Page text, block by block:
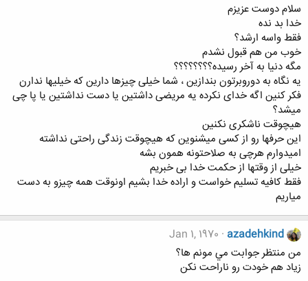
سلام دوست عزیزم
خدا بد نده
فقط واسه ارشد؟
خوب من هم قبول نشدم
مگه دنیا به آخر رسیده؟؟؟؟؟؟؟؟
یه نگاه به دوروبرتون بندازین ، شما خیلی چیزها دارین که خیلیها ندارن
فکر کنین اگه خدای نکرده یه مریضی داشتین یا دست نداشتین یا پا چی
میشد؟
هیچوقت ناشکری نکنین
این حرفها رو از کسی میشنوین که هیچوقت زندگی راحتی نداشته
امیدوارم هرچی به صلاحتونه همون بشه
خیلی از وقتها از حکمت خدا بی خبریم
فقط کافیه تسلیم خواست و اراده خدا بشیم اونوقت همه چیزو به دست
میاریم
azadehkind
Jan 1, 1970
من منتظر جوابت مي مونم ها؟
زياد هم خودت رو ناراحت نكن